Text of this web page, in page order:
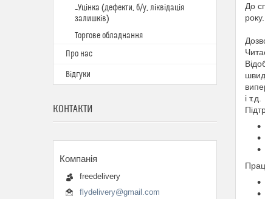
До
року.
і т.д.
_Уцінка (дефекти, б/у, ліквідація
залишків)
Торгове обладнання
Про нас
Відгуки
КОНТАКТИ
freedelivery
flydelivery@gmail.com